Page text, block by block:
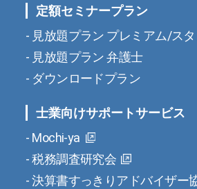
定額セミナープラン
見放題プラン プレミアム/ス
見放題プラン 弁護士
ダウンロードプラン
士業向けサポートサービス
Mochi-ya
税務調査研究会
決算書すっきりアドバイザー